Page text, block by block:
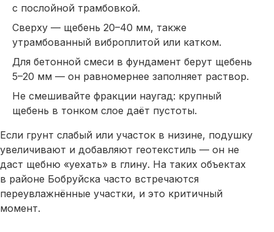
с послойной трамбовкой.
Сверху — щебень 20–40 мм, также
утрамбованный виброплитой или катком.
Для бетонной смеси в фундамент берут щебень
5–20 мм — он равномернее заполняет раствор.
Не смешивайте фракции наугад: крупный
щебень в тонком слое даёт пустоты.
Если грунт слабый или участок в низине, подушку
увеличивают и добавляют геотекстиль — он не
даст щебню «уехать» в глину. На таких объектах
в районе Бобруйска часто встречаются
переувлажнённые участки, и это критичный
момент.